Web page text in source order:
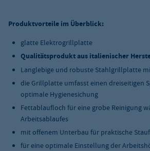
Produktvorteile im Überblick:
glatte Elektrogrillplatte
Qualitätsprodukt aus italienischer
Langlebige und robuste Stahlgrillplatte
die Grillplatte umfasst einen dreiseitigen
optimale Hygienesichung
Fettablaufloch für eine grobe Reinigung
Arbeitsablaufes
mit offenem Unterbau für praktische
für eine optimale Einstellung der